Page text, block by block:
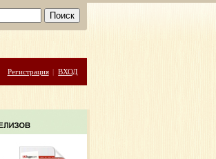
Регистрация | ВХОД